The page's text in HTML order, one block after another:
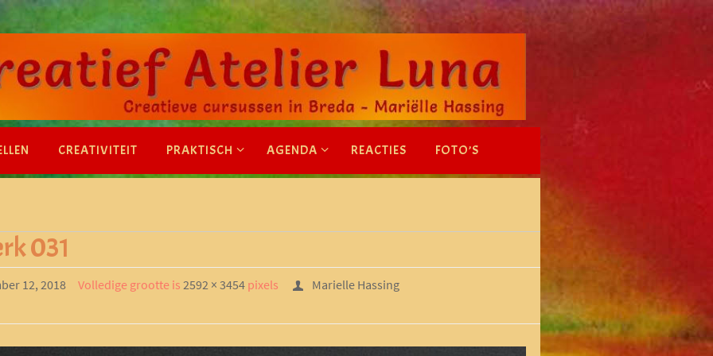
CREATIVITEIT PRAKTISCH AGENDA REACTIES FOTO’S
031
12, 2018 Volledige grootte is2592 × 3454 pixels
Marielle Hassing